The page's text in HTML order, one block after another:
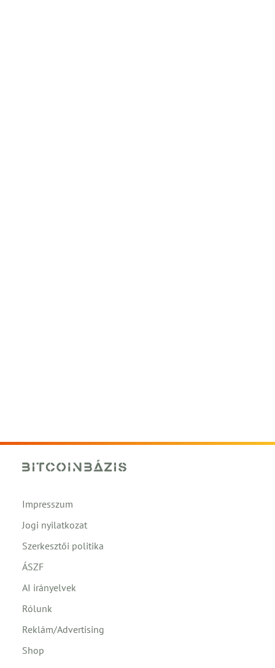
Impresszum
Jogi nyilatkozat
Szerkesztői politika
ÁSZF
AI irányelvek
Rólunk
Reklám/Advertising
Shop